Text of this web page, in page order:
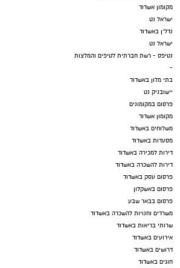
מקומון אשדוד
ישראל נט
נדל"ן באשדוד
ישראל נט
נטיפס - רשת חברתית לטיפים והמלצות
-
בתי מלון באשדוד
יישובניק נט
פרסום במקומונים
מקומון אשדוד
משלוחים באשדוד
מסעדות באשדוד
דירות למכירה באשדוד
דירות להשכרה באשדוד
פרסום עסק באשדוד
פרסום באשקלון
פרסום בבאר שבע
משרדים וחנויות להשכרה באשדוד
שרותי בריאות באשדוד
אירועים באשדוד
דרושים באשדוד
חוגים באשדוד